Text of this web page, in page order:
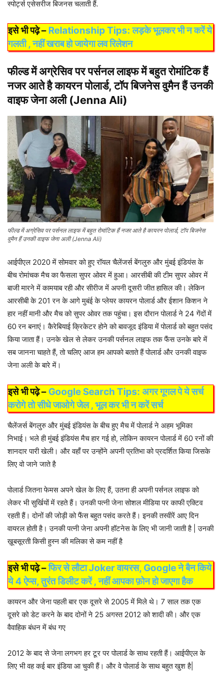
स्पोर्ट्स एसेसरीज बिजनस चलाती हैं.
इसे भी पढ़े – Relationship Tips: लड़के भूलकर भी न करें ये
गलती , नहीं खराब हो जायेगा लव रिलेशन
फील्ड में अग्रेसिव पर पर्सनल लाइफ में बहुत रोमांटिक हैं
नजर आते है कायरन पोलार्ड, टॉप बिजनेस वुमैन हैं उनकी
वाइफ जेना अली (Jenna Ali)
फील्ड में अग्रेसिव पर पर्सनल लाइफ में बहुत रोमांटिक हैं नजर आते है कायरन पोलार्ड, टॉप बिजनेस
वुमैन हैं उनकी वाइफ जेना अली (Jenna Ali)
आईपीएल 2020 में सोमवार को हुए रॉयल चैलेंजर्स बेंगलुरु और मुंबई इंडियंस के
बीच रोमांचक मैच का फैसला सुपर ओवर में हुआ। आरसीबी की टीम सुपर ओवर में
बाजी मारने में कामयाब रही और सीरीज में अपनी दूसरी जीत हासिल की। लेकिन
आरसीबी के 201 रन के आगे मुबंई के प्लेयर कायरन पोलार्ड और ईशान किशन ने
हार नहीं मानी और मैच को सुपर ओवर तक पहुंचा। इस दौरान पोलार्ड ने 24 गेंदों में
60 रन बनाएं। कैरेबियाई क्रिकेटर होने को बावजूद इंडिया में पोलार्ड को बहुत पसंद
किया जाता हैं। उनके खेल से लेकर उनकी पर्सनल लाइफ तक फैंस उनके बारे में
सब जानना चाहते हैं, तो चलिए आज हम आपको बताते हैं पोलार्ड और उनकी वाइफ
जेना अली के बारे में।
इसे भी पढ़े – Google Search Tips: अगर गूगल पे ये सर्च
करोगे तो सीधे जाओगे जेल , भूल कर भी न करें सर्च
चैलेंजर्स बेंगलुरु और मुंबई इंडियंस के बीच हुए मैच में पोलार्ड ने अहम भूमिका
निभाई। भले ही मुंबई इंडियंस मैच हार गई हो, लोकिन कायरन पोलार्ड में 60 रनों की
शानदार पारी खेली। और वहाँ पर उन्होंने अपनी प्रतिभा को प्रदर्शित किया जिसके
लिए वो जाने जाते है
पोलार्ड जितना फेमस अपने खेल के लिए हैं, उतना ही अपनी पर्सनल लाइफ को
लेकर भी सुर्खियों में रहते हैं। उनकी पत्नी जेना सोशल मीडिया पर काफी एक्टिव
रहती हैं। दोनों की जोड़ी को फैंस बहुत पसंद करते हैं। इनकी तस्वीरें आए दिन
वायरल होती है। उनकी पत्नी जेना अपनी हॉटनेस के लिए भी जानी जाती है | उनकी
ख़ूबसूरती किसी हुस्न की मलिका से कम नहीं है
इसे भी पढ़े –फिर से लौटा Joker वायरस, Google ने बैन किये
ये 4 ऐप्स, तुरंत डिलीट करें , नहीं आपका फ़ोन हो जाएगा हैक
कायरन और जेना पहली बार एक दूसरे से 2005 में मिले थे। 7 साल तक एक
दूसरे को डेट करने के बाद दोनों ने 25 अगस्त 2012 को शादी की। और एक
वैवाहिक बंधन में बंध गए
2012 के बाद से जेना लगभग हर टूर पर पोलार्ड के साथ रहती हैं। आईपीएल के
लिए भी वह कई बार इंडिया आ चुकी हैं। और वे पोलार्ड के साथ बहुत खुश है|